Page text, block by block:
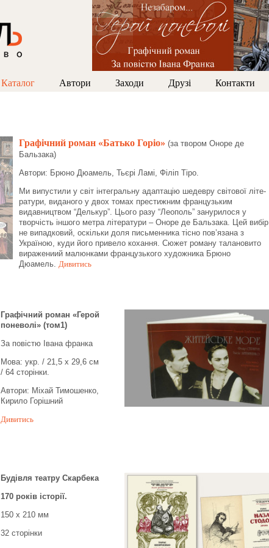
Каталог Автори Заходи Друзі Контакти
Графічний роман «Батько Горіо» (за твором Оноре де
Бальзака)
Автори: Брюно Дюамель, Тьєрі Ламі, Філіп Тіро.
Ми випустили у світ інтегральну адаптацію шедевру світової літе-
ратури, виданого у двох томах престижним французьким
видавництвом “Делькур”. Цього разу “Леополь” занурилося у
творчість іншого метра літератури – Оноре де Бальзака. Цей вибір
не випадковий, оскільки доля письменника тісно пов’язана з
Україною, куди його привело кохання. Сюжет роману талановито
виражениий малюнками французького художника Брюно
Дюамель. Дивитись
Графічний роман «Герой
поневолі» (том1)
За повістю Івана франка
Мова: укр. / 21,5 x 29,6 см
/ 64 сторінки.
Автори: Міхай Тимошенко,
Кирило Горішний
Дивитись
Будівля театру Скарбека
170 років історії.
150 x 210 мм
32 сторінки